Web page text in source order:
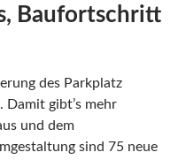
Baufortschritt
des Parkplatz
gibt’s mehr
und dem
sind 75 neue